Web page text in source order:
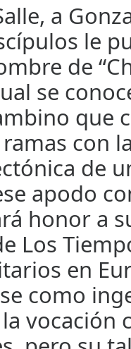
a
le
de
se
que
con
de
apodo
honor a
Los
en
como
vocación